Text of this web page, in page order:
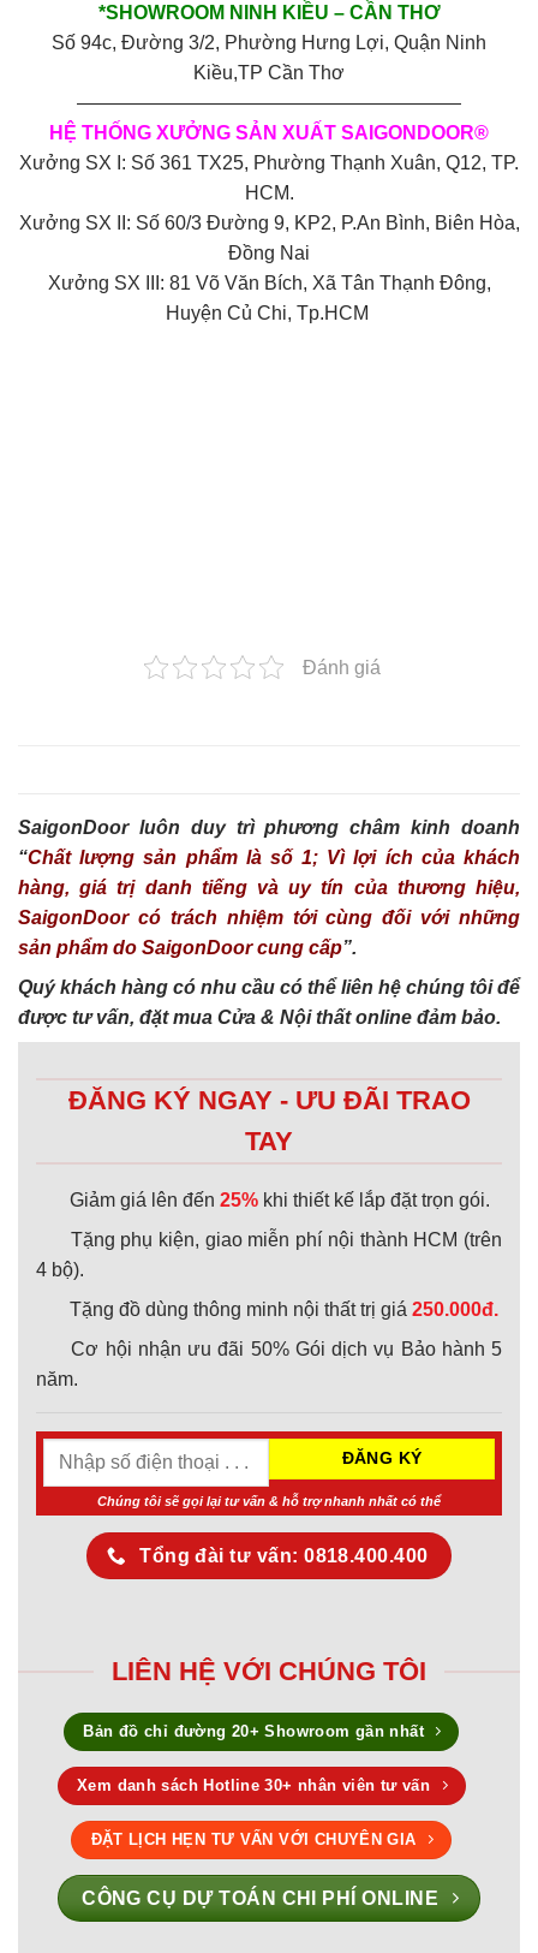
*SHOWROOM NINH KIỀU – CẦN THƠ
Số 94c, Đường 3/2, Phường Hưng Lợi, Quận Ninh
Kiều,TP Cần Thơ
————————————————————
HỆ THỐNG XƯỞNG SẢN XUẤT SAIGONDOOR®
Xưởng SX I: Số 361 TX25, Phường Thạnh Xuân, Q12, TP.
HCM.
Xưởng SX II: Số 60/3 Đường 9, KP2, P.An Bình, Biên Hòa,
Đồng Nai
Xưởng SX III: 81 Võ Văn Bích, Xã Tân Thạnh Đông,
Huyện Củ Chi, Tp.HCM
Đánh giá
SaigonDoor luôn duy trì phương châm kinh doanh
“Chất lượng sản phẩm là số 1; Vì lợi ích của khách
hàng, giá trị danh tiếng và uy tín của thương hiệu,
SaigonDoor có trách nhiệm tới cùng đối với những
sản phẩm do SaigonDoor cung cấp”.
Quý khách hàng có nhu cầu có thể liên hệ chúng tôi để
được tư vấn, đặt mua Cửa & Nội thất online đảm bảo.
ĐĂNG KÝ NGAY - ƯU ĐÃI TRAO
TAY
Giảm giá lên đến 25% khi thiết kế lắp đặt trọn gói.
Tặng phụ kiện, giao miễn phí nội thành HCM (trên
4 bộ).
Tặng đồ dùng thông minh nội thất trị giá 250.000đ.
Cơ hội nhận ưu đãi 50% Gói dịch vụ Bảo hành 5
năm.
Chúng tôi sẽ gọi lại tư vấn & hỗ trợ nhanh nhất có thể
Tổng đài tư vấn: 0818.400.400
LIÊN HỆ VỚI CHÚNG TÔI
Bản đồ chỉ đường 20+ Showroom gần nhất
Xem danh sách Hotline 30+ nhân viên tư vấn
ĐẶT LỊCH HẸN TƯ VẤN VỚI CHUYÊN GIA
CÔNG CỤ DỰ TOÁN CHI PHÍ ONLINE